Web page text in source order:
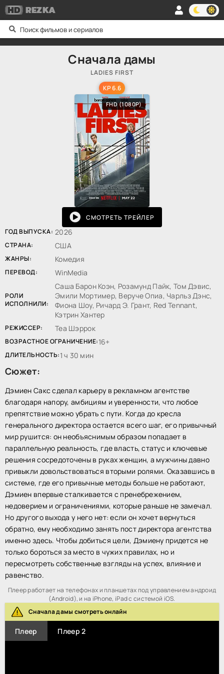
HDREZKA
Сначала дамы
LADIES FIRST
KP 6.6
FHD (1080P)
СМОТРЕТЬ ТРЕЙЛЕР
ГОД ВЫПУСКА: 2026
СТРАНА: США
ЖАНРЫ: Комедия
ПЕРЕВОД: WinMedia
РОЛИ
ИСПОЛНИЛИ:
Саша Барон Коэн, Розамунд Пайк, Том Дэвис,
Эмили Мортимер, Веруче Опиа, Чарльз Дэнс,
Фиона Шоу, Ричард Э. Грант, Red Tennant,
Кэтрин Хантер
РЕЖИССЕР: Теа Шэррок
ВОЗРАСТНОЕ ОГРАНИЧЕНИЕ:16+
ДЛИТЕЛЬНОСТЬ:1 ч 30 мин
Сюжет:
Дэмиен Сакс сделал карьеру в рекламном агентстве
благодаря напору, амбициям и уверенности, что любое
препятствие можно убрать с пути. Когда до кресла
генерального директора остается всего шаг, его привычный
мир рушится: он необъяснимым образом попадает в
параллельную реальность, где власть, статус и ключевые
решения сосредоточены в руках женщин, а мужчины давно
привыкли довольствоваться вторыми ролями. Оказавшись в
системе, где его привычные методы больше не работают,
Дэмиен впервые сталкивается с пренебрежением,
недоверием и ограничениями, которые раньше не замечал.
Но другого выхода у него нет: если он хочет вернуться
обратно, ему необходимо занять пост директора агентства
именно здесь. Чтобы добиться цели, Дэмиену придется не
только бороться за место в чужих правилах, но и
пересмотреть собственные взгляды на успех, влияние и
равенство.
Плеер работает на телефонах и планшетах под управлением андроид
(Android), и на iPhone, iPad с системой iOS.
Сначала дамы смотреть онлайн
Плеер Плеер 2